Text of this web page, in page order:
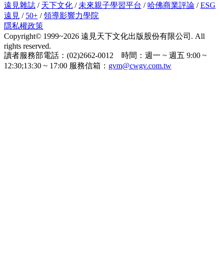
遠見雜誌 / 天下文化 / 未來親子學習平台 / 哈佛商業評論 /ESG
遠見 / 50+ /領導影響力學院
隱私權政策
Copyright© 1999~2026 遠見天下文化出版股份有限公司. All
rights reserved.
讀者服務部電話：(02)2662-0012 時間：週一 ~ 週五 9:00 ~
12:30;13:30 ~ 17:00 服務信箱： gvm@cwgv.com.tw